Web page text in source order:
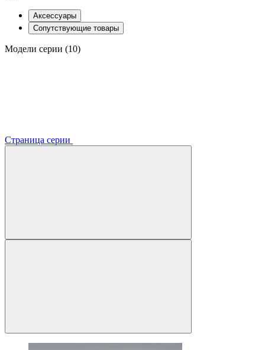
Аксессуары
Сопутствующие товары
Модели серии (10)
Страница серии